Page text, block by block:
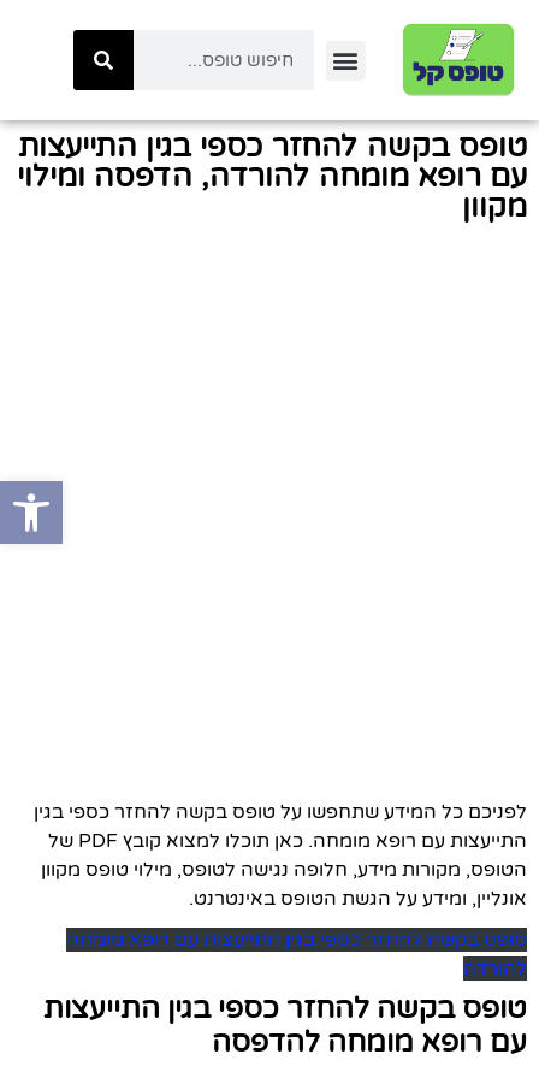
טופס בקשה להחזר כספי בגין התייעצות
עם רופא מומחה להורדה, הדפסה ומילוי
מקוון
לפניכם כל המידע שתחפשו על טופס בקשה להחזר כספי בגין
התייעצות עם רופא מומחה. כאן תוכלו למצוא קובץ PDF של
הטופס, מקורות מידע, חלופה נגישה לטופס, מילוי טופס מקוון
אונליין, ומידע על הגשת הטופס באינטרנט.
טופס בקשה להחזר כספי בגין התייעצות עם רופא מומחה
להורדה
טופס בקשה להחזר כספי בגין התייעצות
עם רופא מומחה להדפסה
פתח